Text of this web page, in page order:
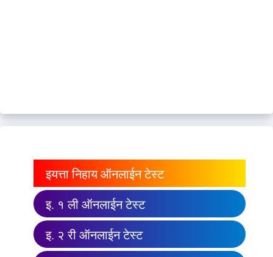
इयत्ता निहाय ऑनलाईन टेस्ट
इ. १ ली ऑनलाईन टेस्ट
इ. २ री ऑनलाईन टेस्ट